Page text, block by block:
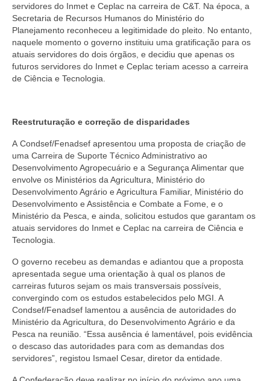
servidores do Inmet e Ceplac na carreira de C&T. Na época, a
Secretaria de Recursos Humanos do Ministério do
Planejamento reconheceu a legitimidade do pleito. No entanto,
naquele momento o governo instituiu uma gratificação para os
atuais servidores do dois órgãos, e decidiu que apenas os
futuros servidores do Inmet e Ceplac teriam acesso a carreira
de Ciência e Tecnologia.
Reestruturação e correção de disparidades
A Condsef/Fenadsef apresentou uma proposta de criação de
uma Carreira de Suporte Técnico Administrativo ao
Desenvolvimento Agropecuário e a Segurança Alimentar que
envolve os Ministérios da Agricultura, Ministério do
Desenvolvimento Agrário e Agricultura Familiar, Ministério do
Desenvolvimento e Assistência e Combate a Fome, e o
Ministério da Pesca, e ainda, solicitou estudos que garantam os
atuais servidores do Inmet e Ceplac na carreira de Ciência e
Tecnologia.
O governo recebeu as demandas e adiantou que a proposta
apresentada segue uma orientação à qual os planos de
carreiras futuros sejam os mais transversais possíveis,
convergindo com os estudos estabelecidos pelo MGI. A
Condsef/Fenadsef lamentou a ausência de autoridades do
Ministério da Agricultura, do Desenvolvimento Agrário e da
Pesca na reunião. “Essa ausência é lamentável, pois evidência
o descaso das autoridades para com as demandas dos
servidores”, registou Ismael Cesar, diretor da entidade.